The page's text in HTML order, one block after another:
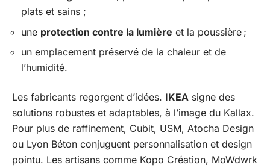
plats et sains ;
une protection contre la lumière et la poussière ;
un emplacement préservé de la chaleur et de
l’humidité.
Les fabricants regorgent d’idées. IKEA signe des
solutions robustes et adaptables, à l’image du Kallax.
Pour plus de raffinement, Cubit, USM, Atocha Design
ou Lyon Béton conjuguent personnalisation et design
pointu. Les artisans comme Kopo Création, MoWdwrk